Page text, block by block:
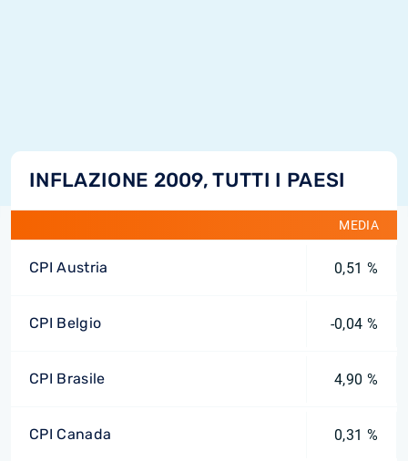
INFLAZIONE 2009, TUTTI I PAESI
MEDIA
CPI Austria 0,51 %
CPI Belgio -0,04 %
CPI Brasile 4,90 %
CPI Canada 0,31 %